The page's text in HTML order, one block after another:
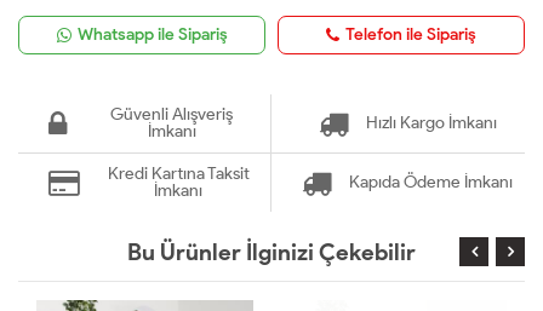
Whatsapp ile Sipariş Telefon ile Sipariş
Güvenli Alışveriş
İmkanı
Hızlı Kargo İmkanı
Kredi Kartına Taksit
İmkanı
Kapıda Ödeme İmkanı
Bu Ürünler İlginizi Çekebilir